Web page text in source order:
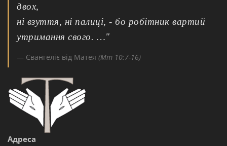
двох,
ні взуття, ні палиці, - бо робітник вартий
утримання свого. …"
Євангеліє від Матея (Мт 10:7-16)
Адреса